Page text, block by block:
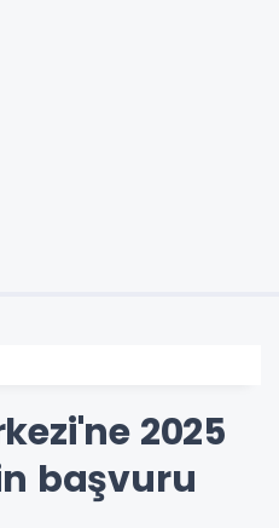
2025
başvuru